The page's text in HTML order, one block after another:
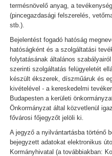
termésnövelő anyag, a
(pincegazdasági felszerelés,
stb.).
Bejelentést fogadó hatóság
hatóságként és a szolgáltatási
folytatásának általános
szerinti szolgáltatás felügyeletét
készült ékszerek, díszműáruk és
kivételével - a kereskedelmi
Budapesten a kerületi
Önkormányzat által közvetlenül
fővárosi főjegyzőt jelöli ki.
A jegyző a nyilvántartásba történő
bejegyzett adatokat elektronikus
Kormányhivatal (a továbbiakban: